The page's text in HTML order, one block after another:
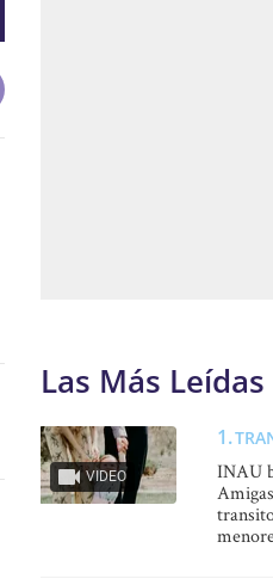
Las Más Leídas
VIDEO
INAU